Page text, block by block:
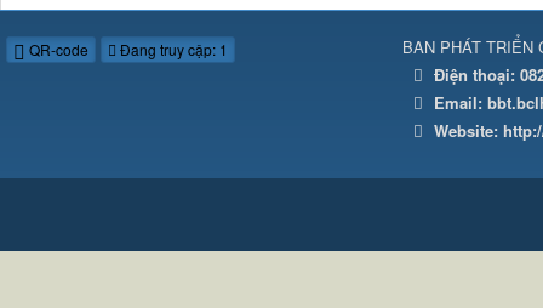
QR-code Đang truy cập: 1
BAN PHÁT TRIỂN
Điện thoại:
Email:
Website: